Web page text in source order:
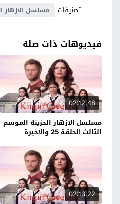
تصنيفات
مسلسل الازهار
فيديوهات ذات صلة
02:12:48
مسلسل الازهار الحزينة الموسم
الثالث الحلقة 25 والاخيرة
02:13:22